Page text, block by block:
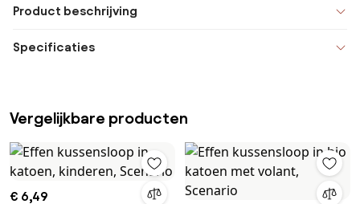
Product beschrijving
Specificaties
Vergelijkbare producten
€ 6,49